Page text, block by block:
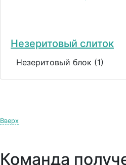
Незеритовый слиток
Незеритовый блок (1)
Вверх
Команда